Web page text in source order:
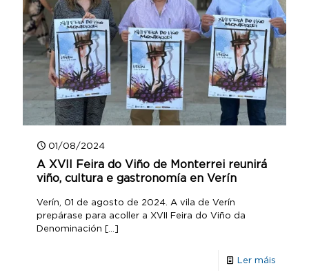
01/08/2024
A XVII Feira do Viño de Monterrei reunirá
viño, cultura e gastronomía en Verín
Verín, 01 de agosto de 2024. A vila de Verín
prepárase para acoller a XVII Feira do Viño da
Denominación […]
Ler máis